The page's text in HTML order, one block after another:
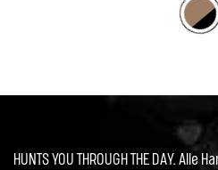
HUNTS YOU THROUGH THE DAY.